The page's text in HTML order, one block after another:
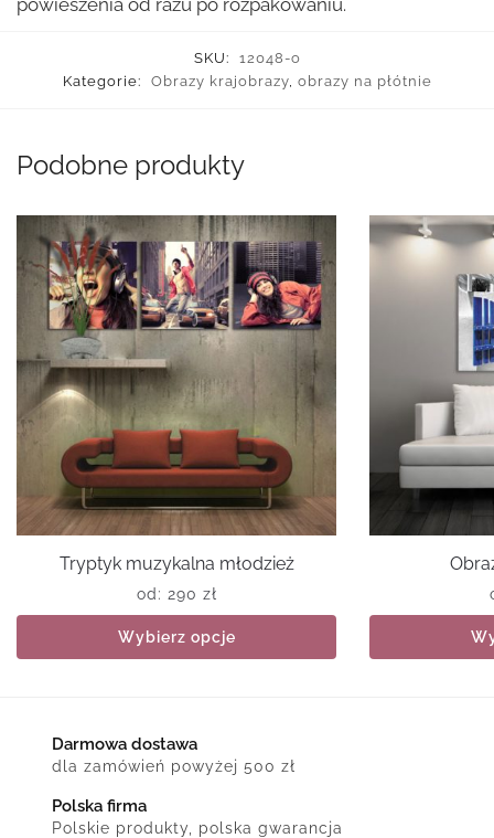
powieszenia od razu po rozpakowaniu.
SKU:
12048-o
Kategorie:
Obrazy krajobrazy, obrazy na płótnie
Podobne produkty
Tryptyk muzykalna młodzież
od: 290 zł
Wybierz opcje
Darmowa dostawa
dla zamówień powyżej 500 zł
Polska firma
Polskie produkty, polska gwarancja